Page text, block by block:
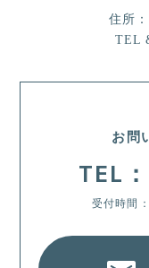
住所
TEL
お問
TEL：
受付時間